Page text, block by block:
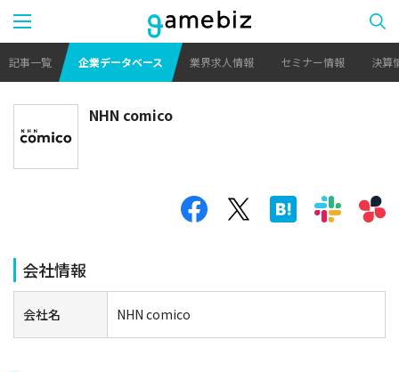
記事一覧 企業データベース 業界求人情報 セミナー情報 決算
NHN comico
会社情報
会社名 NHN comico